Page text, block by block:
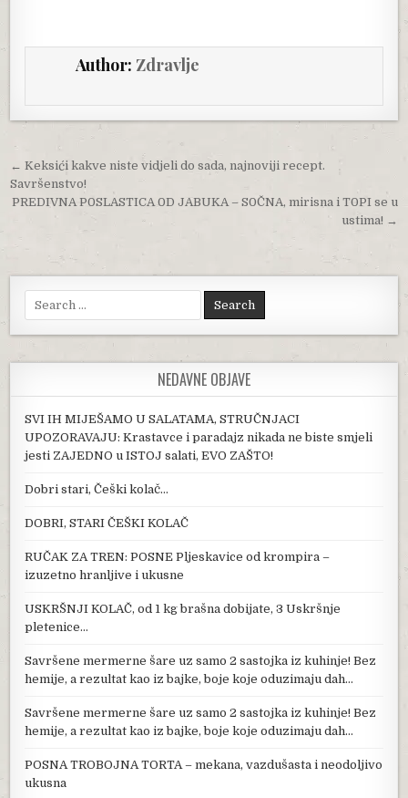
Author: Zdravlje
Post navigation
← Keksići kakve niste vidjeli do sada, najnoviji recept.
Savršenstvo!
PREDIVNA P0SLASTICA 0D JABUKA – S0ČNA, mirisna i T0PI se u
ustima! →
Search for:
NEDAVNE OBJAVE
SVI IH MIJEŠAMO U SALATAMA, STRUČNJACI
UPOZORAVAJU: Krastavce i paradajz nikada ne biste smjeli
jesti ZAJEDNO u ISTOJ salati, EVO ZAŠTO!
Dobri stari, Češki kolač…
DOBRI, STARI ČEŠKI KOLAČ
RUČAK ZA TREN: POSNE Pljeskavice od krompira –
izuzetno hranljive i ukusne
USKRŠNJI KOLAČ, od 1 kg brašna dobijate, 3 Uskršnje
pletenice…
Savršene mermerne šare uz samo 2 sastojka iz kuhinje! Bez
hemije, a rezultat kao iz bajke, boje koje oduzimaju dah…
Savršene mermerne šare uz samo 2 sastojka iz kuhinje! Bez
hemije, a rezultat kao iz bajke, boje koje oduzimaju dah…
POSNA TROBOJNA TORTA – mekana, vazdušasta i neodoljivo
ukusna